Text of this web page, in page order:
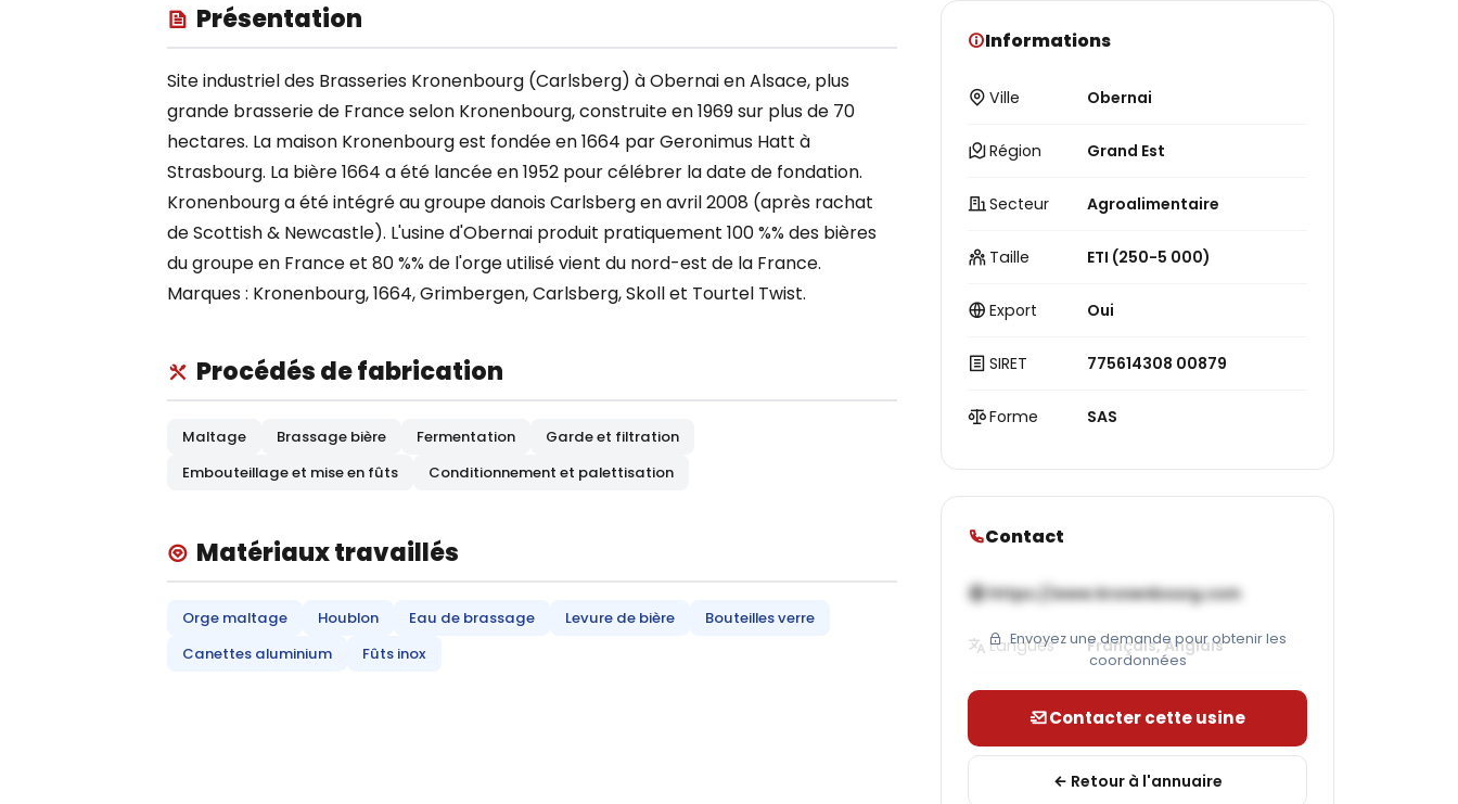
Présentation
Site industriel des Brasseries Kronenbourg (Carlsberg) à Obernai en Alsace, plus
grande brasserie de France selon Kronenbourg, construite en 1969 sur plus de 70
hectares. La maison Kronenbourg est fondée en 1664 par Geronimus Hatt à
Strasbourg. La bière 1664 a été lancée en 1952 pour célébrer la date de fondation.
Kronenbourg a été intégré au groupe danois Carlsberg en avril 2008 (après rachat
de Scottish & Newcastle). L'usine d'Obernai produit pratiquement 100 %% des bières
du groupe en France et 80 %% de l'orge utilisé vient du nord-est de la France.
Marques : Kronenbourg, 1664, Grimbergen, Carlsberg, Skoll et Tourtel Twist.
Procédés de fabrication
Maltage Brassage bière Fermentation
Garde et filtration
Embouteillage et mise en fûts
Conditionnement et palettisation
Matériaux travaillés
Orge maltage Houblon Eau de brassage Levure de bière
Bouteilles verre
Canettes aluminium
Fûts inox
Informations
Ville Obernai
Région Grand Est
Secteur Agroalimentaire
Taille ETI (250-5 000)
Export Oui
SIRET 775614308 00879
Forme SAS
Contact
https://www.kronenbourg.com
Envoyez une demande pour obtenir les
coordonnées
Langues Français, Anglais
Contacter cette usine
Retour à l'annuaire